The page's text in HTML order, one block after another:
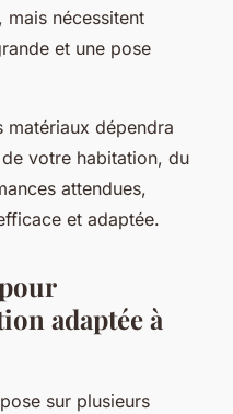
nécessitent
et une pose
matériaux dépendra
votre habitation, du
attendues,
et adaptée.
adaptée à
sur plusieurs